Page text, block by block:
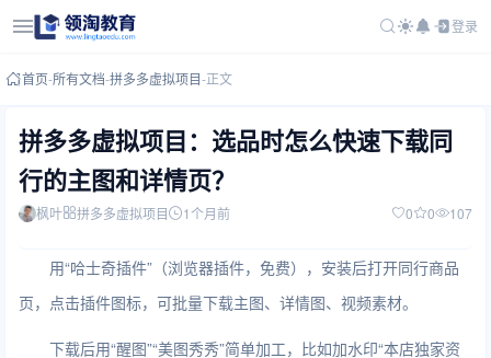
登录
首页-所有文档-拼多多虚拟项目-正文
拼多多虚拟项目：选品时怎么快速下载同
行的主图和详情页？
枫叶 拼多多虚拟项目 1个月前 0 0 107
用“哈士奇插件”（浏览器插件，免费），安装后打开同行商品
页，点击插件图标，可批量下载主图、详情图、视频素材。
下载后用“醒图”“美图秀秀”简单加工，比如加水印“本店独家资